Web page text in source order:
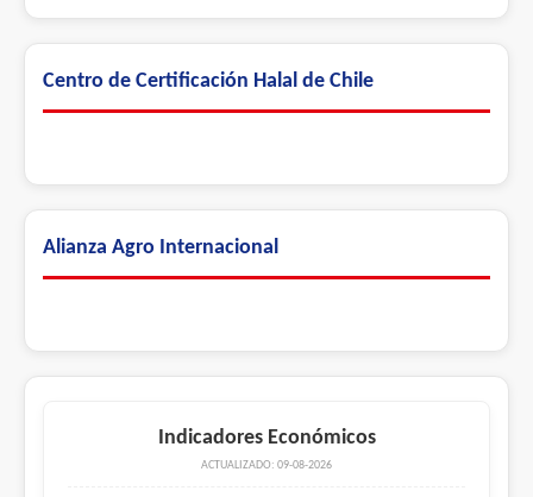
Centro de Certificación Halal de Chile
Alianza Agro Internacional
Indicadores Económicos
ACTUALIZADO: 09-08-2026